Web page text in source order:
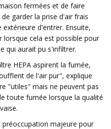
fermées et de faire
garder la prise d'air frais
d'entrer. Ensuite,
lorsque cela est possible pour
qui aurait pu s'infiltrer.
HEPA aspirent la fumée,
de l'air pur", explique
"utiles" mais ne peuvent pas
toute fumée lorsque la qualité
préoccupation majeure pour